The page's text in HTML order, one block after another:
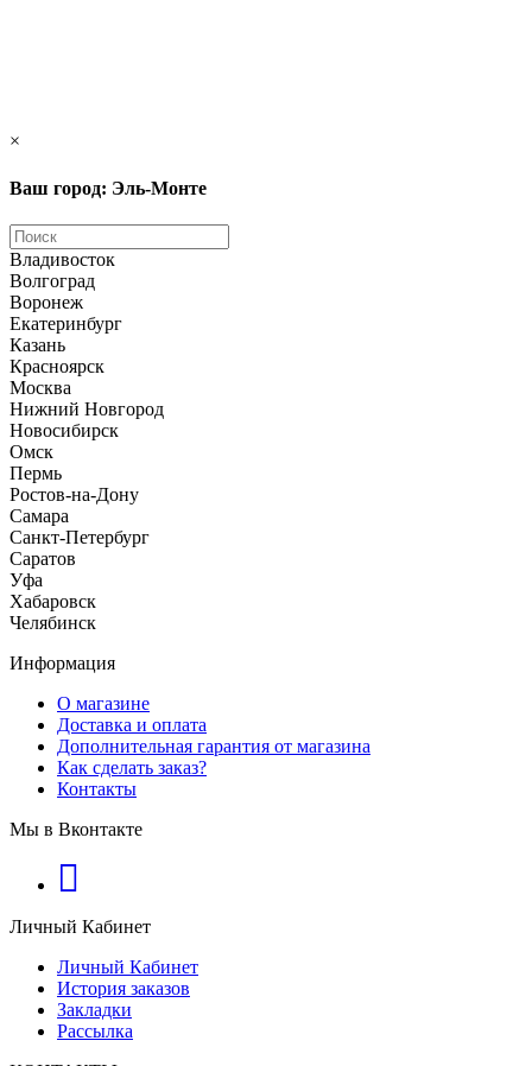
×
Ваш город: Эль-Монте
Владивосток
Волгоград
Воронеж
Екатеринбург
Казань
Красноярск
Москва
Нижний Новгород
Новосибирск
Омск
Пермь
Ростов-на-Дону
Самара
Санкт-Петербург
Саратов
Уфа
Хабаровск
Челябинск
Информация
О магазине
Доставка и оплата
Дополнительная гарантия от магазина
Как сделать заказ?
Контакты
Мы в Вконтакте
Личный Кабинет
Личный Кабинет
История заказов
Закладки
Рассылка